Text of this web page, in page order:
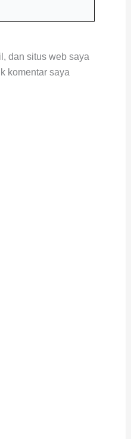
dan situs web saya
komentar saya